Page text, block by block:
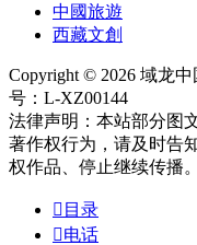
中國旅遊
西藏文創
Copyright © 2026 域龙
号：L-XZ00144
法律声明：本站部分图
著作权行为，请及时告
权作品、停止继续传播。
 目录
电话